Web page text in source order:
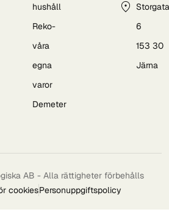
hushåll
Reko-
våra
egna
varor
Demeter
6
153 30
Järna
AB - Alla rättigheter förbehålls
cookiesPersonuppgiftspolicy